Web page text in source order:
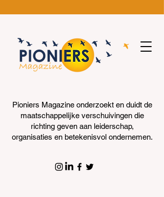
Pioniers Magazine onderzoekt en duidt de
maatschappelijke verschuivingen die
richting geven aan leiderschap,
organisaties en betekenisvol ondernemen.